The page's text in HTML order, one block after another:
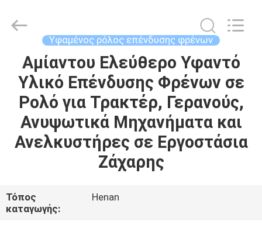
ΣΠΊΤΙ
ΠΡΟΪΌΝΤΑ
ΠΕΡΊΠΟΥ
ΓΎΡΟΣ
ΕΡΓΟΣΤΑΣΊΩΝ
Υφαμένος ρόλος επένδυσης φρένων
Αμίαντου Ελεύθερο Υφαντό
Υλικό Επένδυσης Φρένων σε
Ρολό για Τρακτέρ, Γερανούς,
Ανυψωτικά Μηχανήματα και
Ανελκυστήρες σε Εργοστάσια
Ζάχαρης
Τόπος
καταγωγής:
Henan